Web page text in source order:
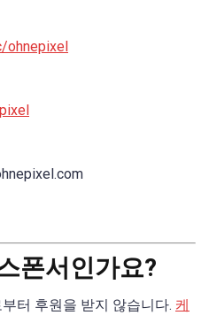
ohnepixel
폰서인가요?
터 후원을 받지 않습니다. 케